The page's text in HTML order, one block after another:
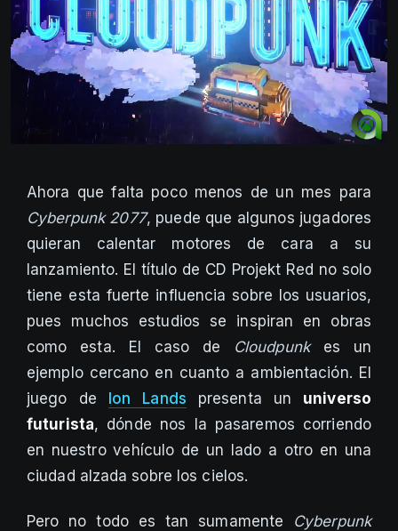
Ahora que falta poco menos de un mes para
Cyberpunk 2077, puede que algunos jugadores
quieran calentar motores de cara a su
lanzamiento. El título de CD Projekt Red no solo
tiene esta fuerte influencia sobre los usuarios,
pues muchos estudios se inspiran en obras
como esta. El caso de
Cloudpunkes un
ejemplo cercano en cuanto a ambientación. El
juego de Ion Lands presenta un universo
futurista, dónde nos la pasaremos corriendo
en nuestro vehículo de un lado a otro en una
ciudad alzada sobre los cielos.
Pero no todo es tan sumamente Cyberpunk